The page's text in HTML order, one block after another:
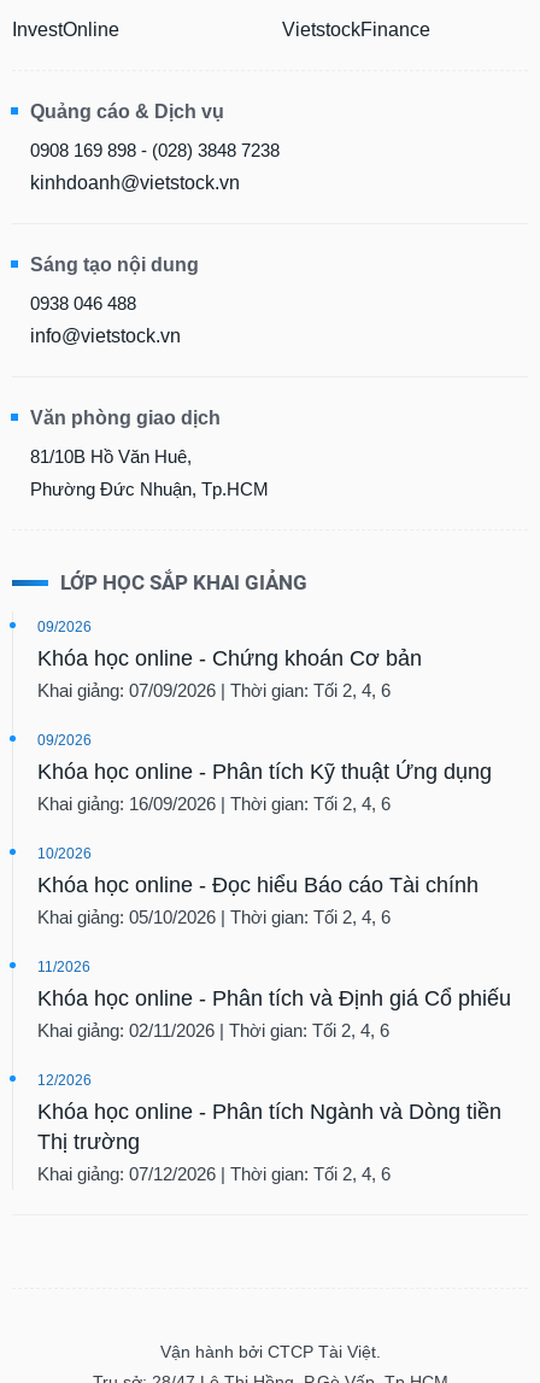
InvestOnline
VietstockFinance
Quảng cáo & Dịch vụ
0908 169 898 - (028) 3848 7238
kinhdoanh@vietstock.vn
Sáng tạo nội dung
0938 046 488
info@vietstock.vn
Văn phòng giao dịch
81/10B Hồ Văn Huê,
Phường Đức Nhuận, Tp.HCM
LỚP HỌC SẮP KHAI GIẢNG
09/2026
Khóa học online - Chứng khoán Cơ bản
Khai giảng: 07/09/2026 | Thời gian: Tối 2, 4, 6
09/2026
Khóa học online - Phân tích Kỹ thuật Ứng dụng
Khai giảng: 16/09/2026 | Thời gian: Tối 2, 4, 6
10/2026
Khóa học online - Đọc hiểu Báo cáo Tài chính
Khai giảng: 05/10/2026 | Thời gian: Tối 2, 4, 6
11/2026
Khóa học online - Phân tích và Định giá Cổ phiếu
Khai giảng: 02/11/2026 | Thời gian: Tối 2, 4, 6
12/2026
Khóa học online - Phân tích Ngành và Dòng tiền
Thị trường
Khai giảng: 07/12/2026 | Thời gian: Tối 2, 4, 6
Vận hành bởi CTCP Tài Việt.